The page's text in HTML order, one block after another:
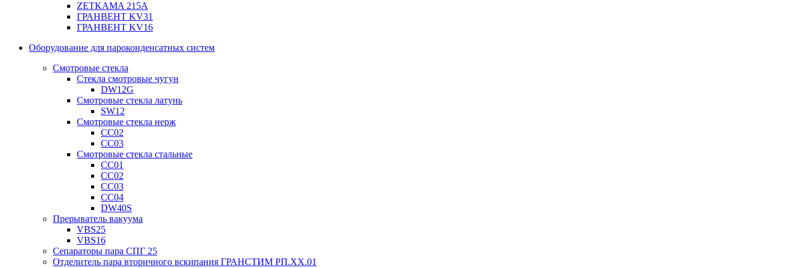
ZETKAMA 215A
ГРАНВЕНТ KV31
ГРАНВЕНТ KV16
Оборудование для пароконденсатных систем
Смотровые стекла
Стекла смотровые чугун
DW12G
Смотровые стекла латунь
SW12
Смотровые стекла нерж
СС02
СС03
Смотровые стекла стальные
СС01
СС02
СС03
СС04
DW40S
Прерыватель вакуума
VBS25
VBS16
Сепараторы пара СПГ 25
Отделитель пара вторичного вскипания ГРАНСТИМ РП.XX.01